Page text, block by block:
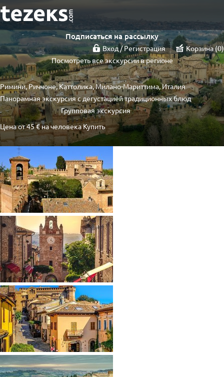
Подписаться на рассылку
Вход / Регистрация Корзина 0
Посмотреть все экскурсии в регионе
Римини, Риччоне, Каттолика, Милано-Мариттима, Италия
Панорамная экскурсия с дегустацией традиционных блюд
Групповая экскурсия
Цена от45 €на человекаКупить